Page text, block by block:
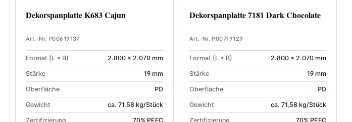
Dekorspanplatte K683 Cajun
Art.-Nr. P00619137
Format (L × B) 2.800 × 2.070 mm
Stärke 19 mm
Oberfläche PD
Gewicht ca. 71,58 kg/Stück
Zertifizierung 70% PEFC
Dekorspanplatte 7181 Dark Chocolate
Art.-Nr. P00719129
Format (L × B) 2.800 × 2.070 mm
Stärke 19 mm
Oberfläche PD
Gewicht ca. 71,58 kg/Stück
Zertifizierung 70% PEFC